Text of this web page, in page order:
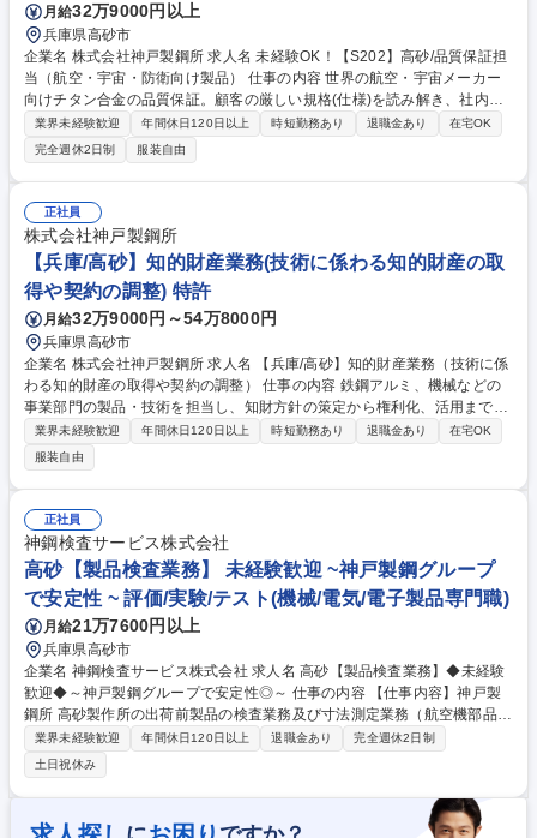
月給32万9000円以上
兵庫県高砂市
企業名 株式会社神戸製鋼所 求人名 未経験OK！【S202】高砂/品質保証担
当（航空・宇宙・防衛向け製品） 仕事の内容 世界の航空・宇宙メーカー
向けチタン合金の品質保証。顧客の厳しい規格(仕様)を読み解き、社内の
製造・検査ルールへ落とし込む司令塔です。検査の実施ではなく、適合性
の評価や不適合の解析がメインです。 (1)受注・準備：顧客仕様書の読解
と規格適合性評価 (2)製造・検査：特殊工程（熱処理・非破壊検査）の管
理 (3)出荷前：判定・適合性評価と帳票作成 (4)顧客対応：海外重工メーカ
ー等の監査対応、不適合解析 入社後は既存製品から担当し、将来は新規案
件の立ち上げや組織改善プロジェクトに参画。金属材料の知見を深め、設
計や生産技術へのキャリアパスも可能です。 募集職種 未経験OK！【S20
2】高砂/品質保証担当（航空・宇宙・防衛向け製品）
業界未経験歓迎 年間休日120日以上 時短勤務あり 退職金あり
在宅OK
完全週休2日制
服装自由
正社員
株式会社神戸製鋼所
【兵庫/高砂】知的財産業務(技術に係わる知的財産の取
得や契約の調整) 特許
月給32万9000円～54万8000円
兵庫県高砂市
企業名 株式会社神戸製鋼所 求人名 【兵庫/高砂】知的財産業務（技術に係
わる知的財産の取得や契約の調整） 仕事の内容 鉄鋼アルミ、機械などの
事業部門の製品・技術を担当し、知財方針の策定から権利化、活用まで一
気通貫で遂行します。発明部署と密に連携し、事業成長を加速させる知財
戦略のPDCAを回すクリエイティブな業務です。 (1)知財活用に向けた戦
術・戦略の提案 (2)研究開発成果の知財取得・確保 (3)知財の評価・維持管
理 (4)知財リテラシー教育・知財マインドの浸透 (5)リスク評価に基づく事
業・経営判断の支援 入社後は管理職が丁寧にOJTを実施。適性に応じ、知
財の枠を超えて技術企画や経営、マーケティング分野へキャリアを広げる
チャンスもあります。専門性を高め、事業に資する知財のプロを目指せる
環境です。 募集職種 【兵庫/高砂】知的財産業務（技術に係わる知的財産
の取得や契約の調整）
業界未経験歓迎 年間休日120日以上 時短勤務あり 退職金あり
在宅OK
服装自由
正社員
神鋼検査サービス株式会社
高砂【製品検査業務】 未経験歓迎 ~神戸製鋼グループ
で安定性 ~ 評価/実験/テスト(機械/電気/電子製品専門職)
月給21万7600円以上
兵庫県高砂市
企業名 神鋼検査サービス株式会社 求人名 高砂【製品検査業務】◆未経験
歓迎◆～神戸製鋼グループで安定性◎～ 仕事の内容 【仕事内容】神戸製
鋼所 高砂製作所の出荷前製品の検査業務及び寸法測定業務（航空機部品
等）、神鋼検査サービスの独自業務（非破壊検査等）をお任せします。※
出向・転籍ではございません。 このポジションは未経験でのご入社の方が
ほとんどです。入社直後は独り立ちできるまで先輩社員と知識を学びなが
らの業務となります。 ・スキルアップのために非破壊検査等の資格取得が
必要になる場合があります。資格取得に向けては会社が全面的にサポート
業界未経験歓迎 年間休日120日以上 退職金あり
完全週休2日制
土日祝休み